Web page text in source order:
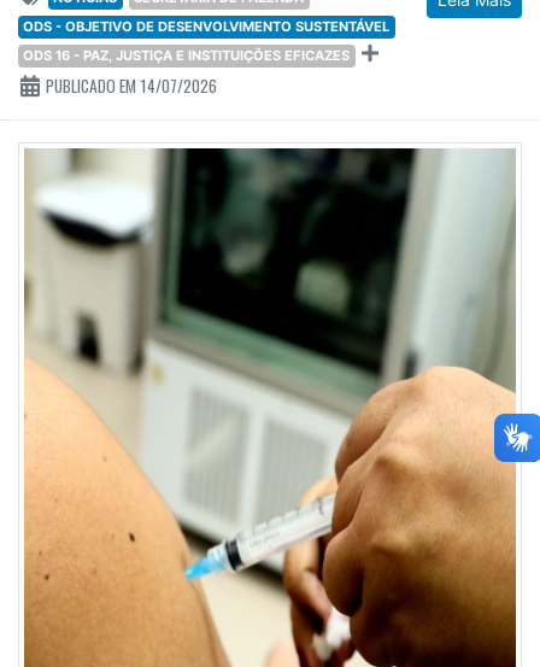
ODS - OBJETIVO DE DESENVOLVIMENTO SUSTENTÁVEL
ODS 16 - PAZ, JUSTIÇA E INSTITUIÇÕES EFICAZES
PUBLICADO EM 14/07/2026